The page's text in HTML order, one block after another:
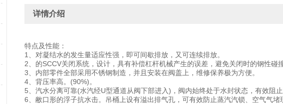
详情介绍
特点及性能：
1、对凝结水的发生量适应性强，即可间歇排放，又可连续排放。
2、的SCCV关闭系统，设计，具有补偿杠杆机械产生的误差，避免关闭时的钢性碰
3、内部零件全部采用不锈钢制造，并且安装在阀盖上，维修保养极为方便。
4、背压率高。(90%)。
5、汽水分离可靠(水汽经U型通道从阀下部进入)，阀内始终处于水封状态，有效阻止
6、敝口形的浮子抗水击。吊桶上设有溢出排气孔，可有效防止蒸汽汽锁、空气气堵